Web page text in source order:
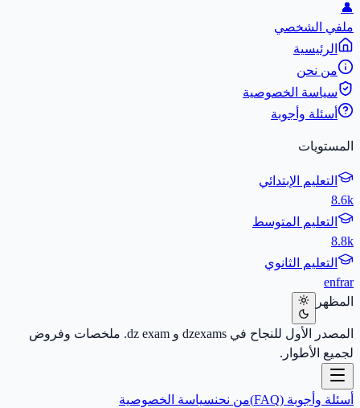
👤
ملفي الشخصي
الرئيسية
من نحن
سياسة الخصوصية
أسئلة وأجوبة
المستويات
التعليم الإبتدائي
8.6k
التعليم المتوسط
8.8k
التعليم الثانوي
enfrar
المظهر
المصدر الأول للنجاح في dzexams و dz exam. ملخصات وفروض
لجميع الأطوار.
أسئلة وأجوبة (FAQ) من نحنسياسة الخصوصية